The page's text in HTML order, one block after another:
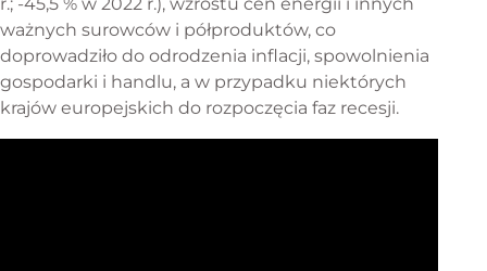
ważnych surowców i półproduktów, co
doprowadziło do odrodzenia inflacji, spowolnienia
gospodarki i handlu, a w przypadku niektórych
krajów europejskich do rozpoczęcia faz recesji.